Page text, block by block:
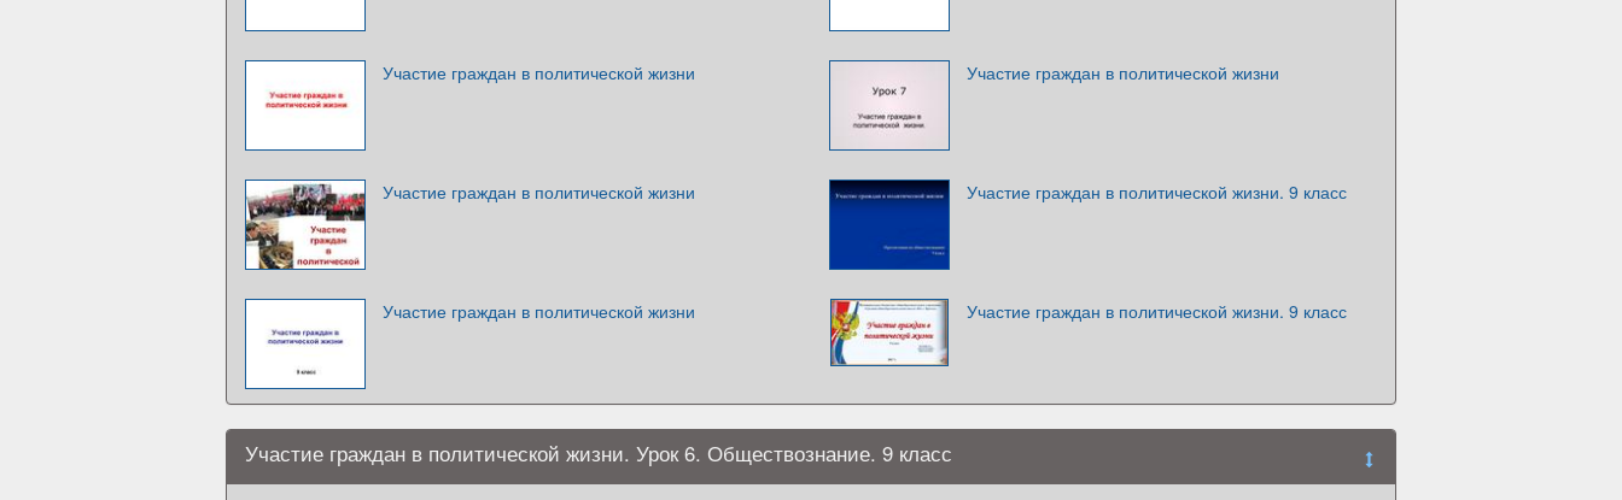
Участие граждан в политической жизни Участие граждан в политической жизни
Участие граждан в политической жизни Участие граждан в политической жизни. 9 класс
Участие граждан в политической жизни Участие граждан в политической жизни. 9 класс
Участие граждан в политической жизни. Урок 6. Обществознание. 9 класс